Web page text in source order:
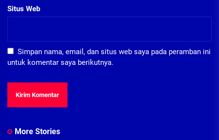
Situs Web
Simpan nama, email, dan situs web saya pada peramban ini
untuk komentar saya berikutnya.
More Stories